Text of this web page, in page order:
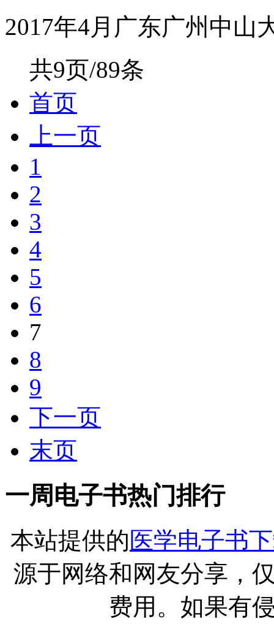
2017年4月广东广州中山
共9页/89条
首页
上一页
1
2
3
4
5
6
7
8
9
下一页
末页
一周电子书热门排行
本站提供的医学电子书
源于网络和网友分享，
费用。如果有